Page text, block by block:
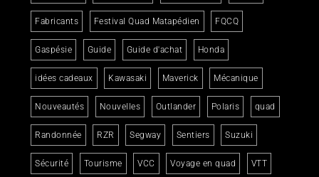
Fabricants Festival Quad Matapédien FQCQ
Gaspésie Guide Guide d'achat Honda
idées cadeaux Kawasaki Maverick Mécanique
Nouveautés Nouvelles Outlander Polaris quad
Randonnée RZR Segway Sentiers Suzuki
Sécurité Tourisme VCC Voyage en quad VTT